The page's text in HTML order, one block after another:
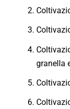
granella